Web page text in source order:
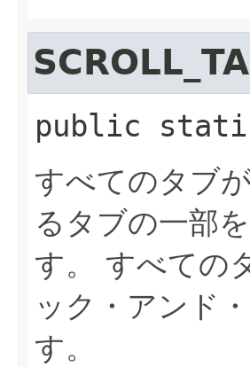
public
すべてのタブ
るタブの一部
す。
すべての
ック・アンド
す。